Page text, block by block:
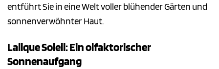
entführt Sie in eine Welt voller blühender Gärten und
sonnenverwöhnter Haut.
Lalique Soleil: Ein olfaktorischer
Sonnenaufgang